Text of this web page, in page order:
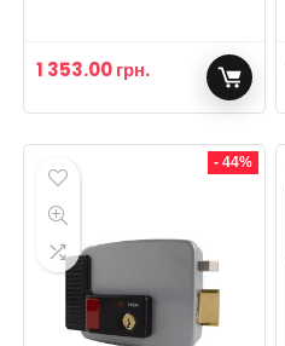
1 353.00грн.
- 44%